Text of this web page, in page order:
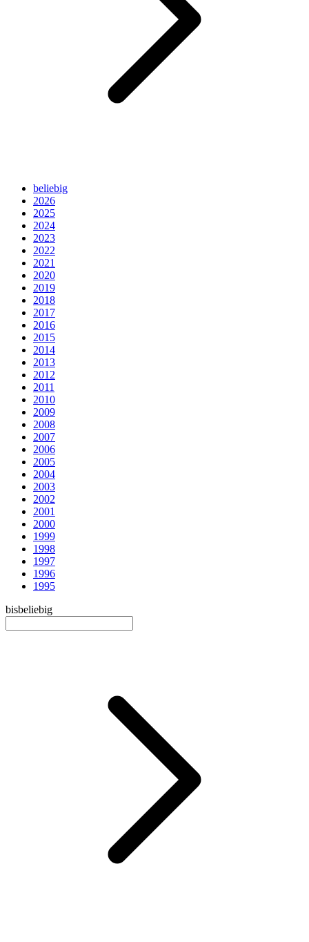
beliebig
2026
2025
2024
2023
2022
2021
2020
2019
2018
2017
2016
2015
2014
2013
2012
2011
2010
2009
2008
2007
2006
2005
2004
2003
2002
2001
2000
1999
1998
1997
1996
1995
bisbeliebig